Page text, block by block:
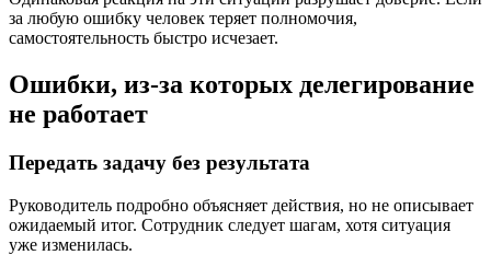
за любую ошибку человек теряет полномочия,
самостоятельность быстро исчезает.
Ошибки, из-за которых делегирование
не работает
Передать задачу без результата
Руководитель подробно объясняет действия, но не описывает
ожидаемый итог. Сотрудник следует шагам, хотя ситуация
уже изменилась.